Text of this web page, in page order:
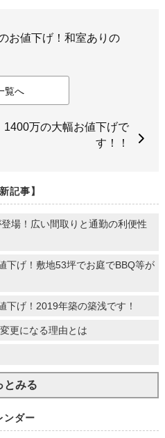
お値下げ！和室ありの
覧へ
万の大幅お値下げで
す！！
記事】
場！広い間取りと通勤の利便性
下げ！敷地53坪でお庭でBBQ等が
下げ！2019年築の築浅です！
更になる理由とは
とみる
ンダー